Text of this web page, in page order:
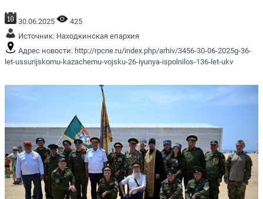
30.06.2025
425
Источник: Находкинская епархия
Адрес новости: http://rpcne.ru/index.php/arhiv/3456-30-06-2025g-36-
let-ussurijskomu-kazachemu-vojsku-26-iyunya-ispolnilos-136-let-ukv